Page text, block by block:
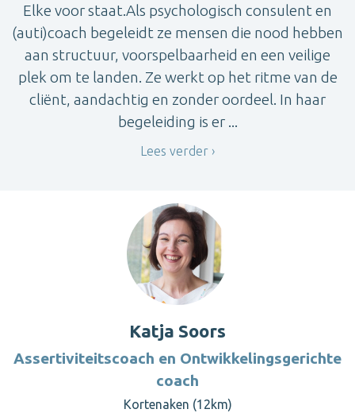
Elke voor staat.Als psychologisch consulent en
(auti)coach begeleidt ze mensen die nood hebben
aan structuur, voorspelbaarheid en een veilige
plek om te landen. Ze werkt op het ritme van de
cliënt, aandachtig en zonder oordeel. In haar
begeleiding is er ...
Lees verder
Katja Soors
Assertiviteitscoach en Ontwikkelingsgerichte
coach
Kortenaken (12km)